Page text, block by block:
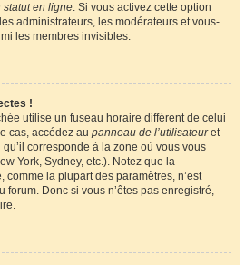
statut en ligne. Si vous activez cette option
administrateurs, les modérateurs et vous-
les membres invisibles.
!
utilise un fuseau horaire différent de celui
cas, accédez au panneau de l’utilisateuret
corresponde à la zone où vous vous
York, Sydney, etc.). Notez que la
la plupart des paramètres, n’est
forum. Donc si vous n’êtes pas enregistré,